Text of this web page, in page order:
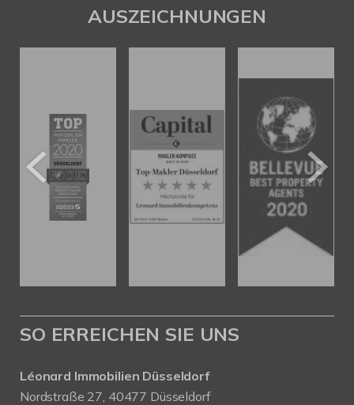
AUSZEICHNUNGEN
SO ERREICHEN SIE UNS
Léonard Immobilien Düsseldorf
Nordstraße 27, 40477 Düsseldorf